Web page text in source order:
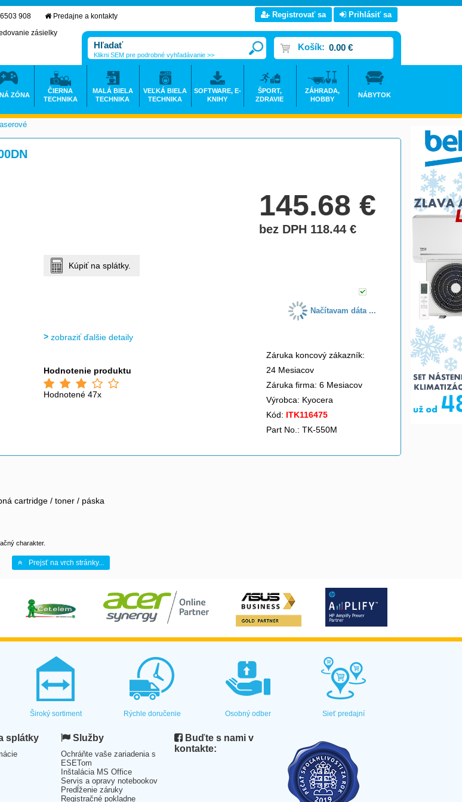
145.68€
bez DPH 118.44€
Kúpiť na splátky.
Načítavam dáta ...
zobraziť ďalšie detaily
Hodnotenie produktu
Hodnotené 47x
Záruka koncový zákazník:
24 Mesiacov
Záruka firma: 6 Mesiacov
Výrobca: Kyocera
Kód: ITK116475
Part No.: TK-550M
cartridge / toner / páska
charakter.
Prejsť na vrch stránky...
908
Predajne a kontakty
zásielky
Registrovať sa Prihlásiť sa
Košík: 0.00 €
Klikni SEM pre podrobné vyhľadávanie >>
ZÓNA
ČIERNA
TECHNIKA
MALÁ BIELA
TECHNIKA
VEĽKÁ BIELA
TECHNIKA
SOFTWARE, E-
KNIHY
ŠPORT,
ZDRAVIE
ZÁHRADA,
HOBBY
NÁBYTOK
Široký sortiment Rýchle doručenie Osobný odber Sieť predajní
splátky Služby
Ochráňte vaše zariadenia s
ESETom
Inštalácia MS Office
Servis a opravy notebookov
Predĺženie záruky
Registračné pokladne
Buďte s nami v
kontakte: